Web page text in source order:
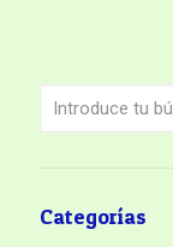
Categorías